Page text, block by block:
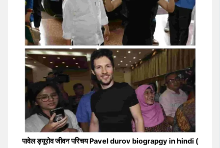
पावेल ड्यूरोव जीवन परिचय Pavel durov biograpgy in hindi (